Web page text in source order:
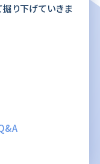
掘り下げていきま